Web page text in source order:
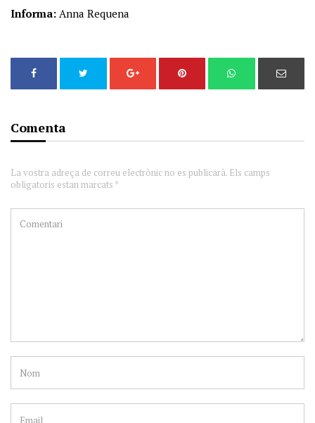
Informa: Anna Requena
Comenta
La vostra adreça de correu electrònic no es publicarà. Els camps
obligatoris estan marcats *